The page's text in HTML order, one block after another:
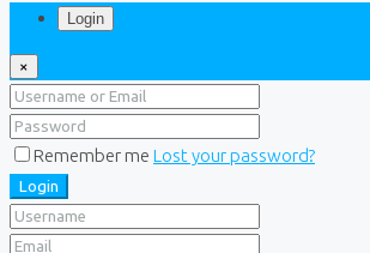
Login
×
Remember me Lost your password?
Login